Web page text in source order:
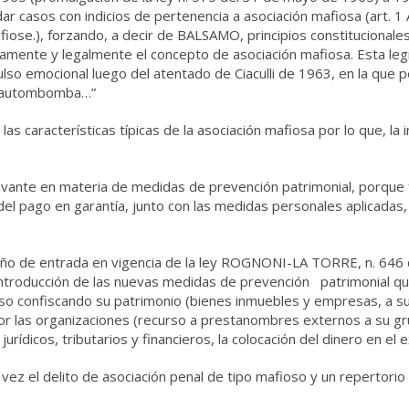
casos con indicios de pertenencia a asociación mafiosa (art.
forzando, a decir de BALSAMO, principios
y legalmente el concepto de asociación mafiosa. Esta
emocional luego del atentado de Ciaculli de 1963, en la
características típicas de la asociación mafiosa por lo que,
en materia de medidas de prevención patrimonial,
pago en garantía, junto con las medidas personales
de entrada en vigencia de la ley ROGNONI-LA TORRE, n.
de las nuevas medidas de prevención patrimonial
confiscando su patrimonio (bienes inmuebles y empresas, a
las organizaciones (recurso a prestanombres externos a su
tributarios y financieros, la colocación del dinero en el
el delito de asociación penal de tipo mafioso y un